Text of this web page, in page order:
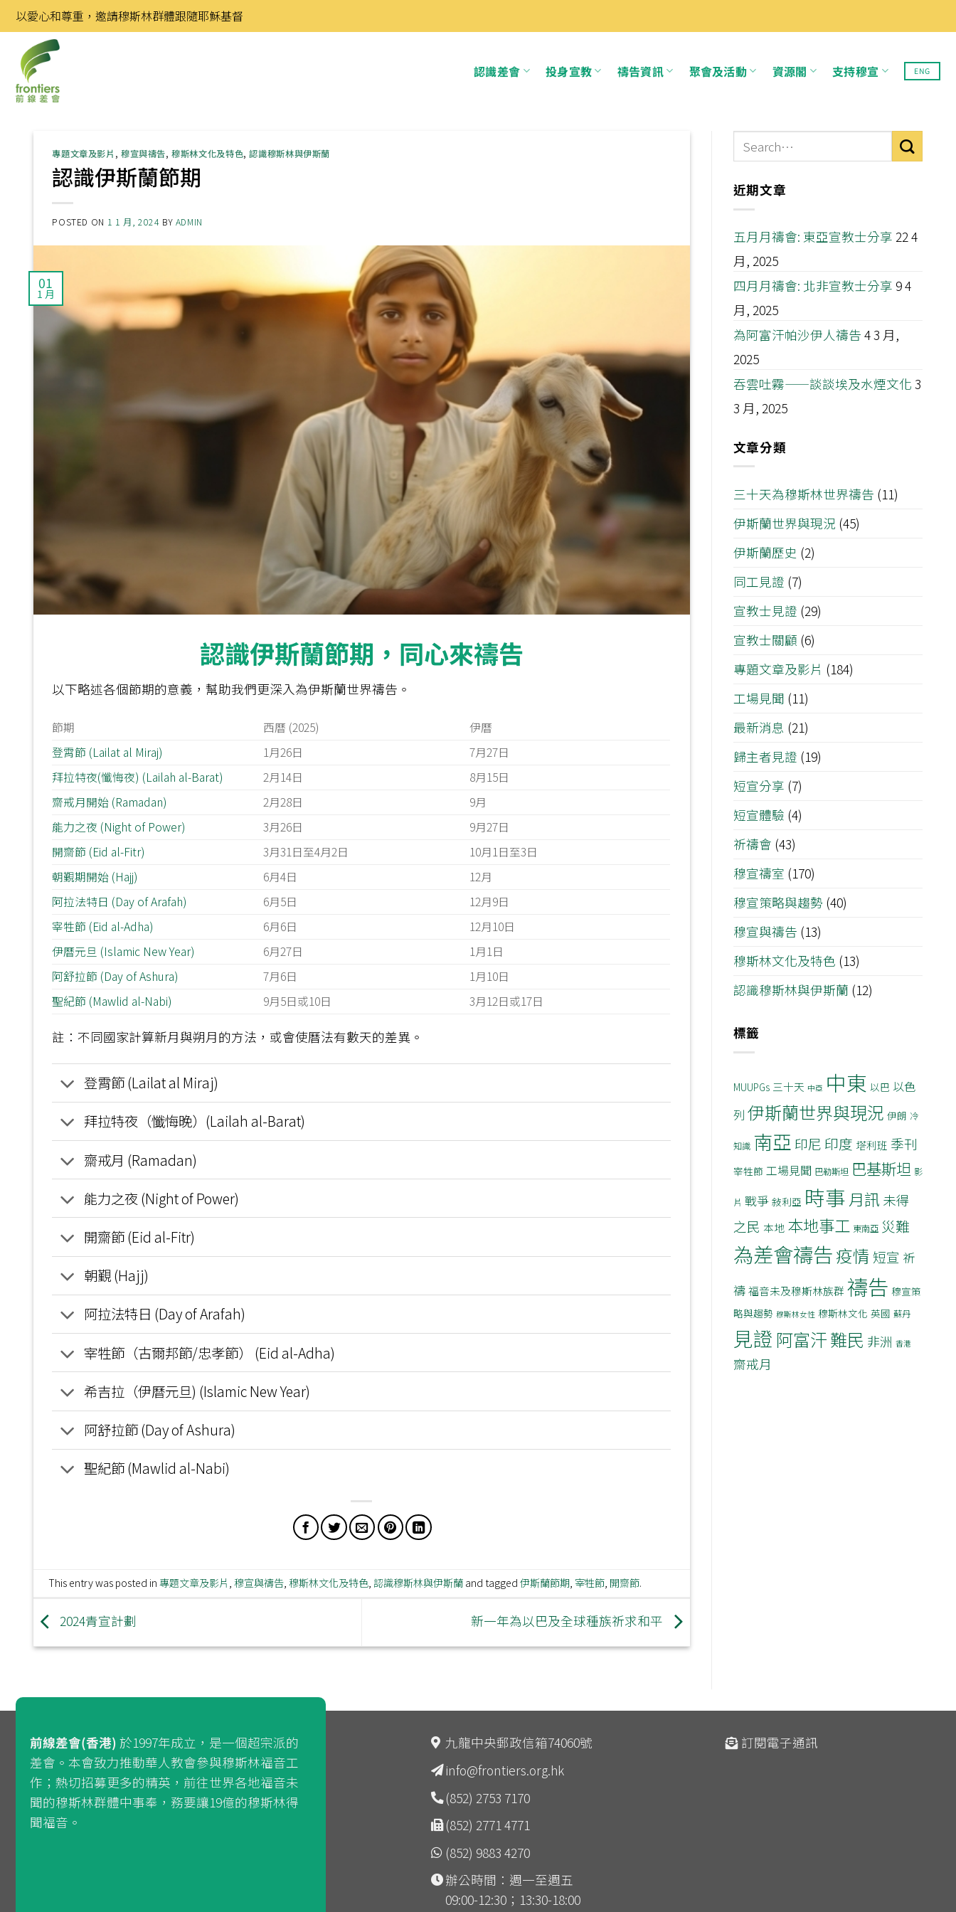
Skip
to
content
以愛心和尊重，邀請穆斯林群體跟隨耶穌基督
認識差會 投身宣教 禱告資訊 聚會及活動 資源閣 支持穆宣 ENG
專題文章及影片 , 穆宣與禱告,穆斯林文化及特色,認識穆斯林與伊斯蘭
認識伊斯蘭節期
POSTED ON 1 1 月, 2024 BY ADMIN
01
1 月
認識伊斯蘭節期，同心來禱告
以下略述各個節期的意義，幫助我們更深入為伊斯蘭世界禱告。
節期 西曆 (2025)
伊曆
登霄節 (Lailat al Miraj)
1月26日
7月27日
拜拉特夜(懺悔夜) (Lailah al-Barat)
2月14日
8月15日
齋戒月開始 (Ramadan)
2月28日
9月
能力之夜 (Night of Power)
3月26日
9月27日
開齋節 (Eid al-Fitr)
3月31日至4月2日
10月1日至3日
朝覲期開始 (Hajj)
6月4日
12月
阿拉法特日 (Day of Arafah)
6月5日
12月9日
宰牲節 (Eid al-Adha)
6月6日
12月10日
伊曆元旦 (Islamic New Year)
6月27日
1月1日
阿舒拉節 (Day of Ashura)
7月6日
1月10日
聖紀節 (Mawlid al-Nabi)
9月5日或10日 3月12日或17日
註：不同國家計算新月與朔月的方法，或會使曆法有數天的差異。
登霄節 (Lailat al Miraj)
拜拉特夜（懺悔晚）(Lailah al-Barat)
齋戒月 (Ramadan)
能力之夜 (Night of Power)
開齋節 (Eid al-Fitr)
朝覲 (Hajj)
阿拉法特日 (Day of Arafah)
宰牲節（古爾邦節/忠孝節） (Eid al-Adha)
希吉拉（伊曆元旦) (Islamic New Year)
阿舒拉節 (Day of Ashura)
聖紀節 (Mawlid al-Nabi)
This entry was posted in專題文章及影片 ,穆宣與禱告,穆斯林文化及特色, 認識穆斯林與伊斯蘭 and tagged伊斯蘭節期, 宰牲節, 開齋節.
2024青宣計劃 新一年為以巴及全球種族祈求和平
近期文章
五月月禱會: 東亞宣教士分享 22 4
月, 2025
四月月禱會: 北非宣教士分享 9 4
月, 2025
為阿富汗帕沙伊人禱告 4 3 月,
2025
吞雲吐霧——談談埃及水煙文化 3
3 月, 2025
文章分類
三十天為穆斯林世界禱告 (11)
伊斯蘭世界與現況 (45)
伊斯蘭歷史 (2)
同工見證 (7)
宣教士見證 (29)
宣教士關顧 (6)
專題文章及影片 (184)
工場見聞 (11)
最新消息 (21)
歸主者見證 (19)
短宣分享 (7)
短宣體驗 (4)
祈禱會 (43)
穆宣禱室 (170)
穆宣策略與趨勢 (40)
穆宣與禱告 (13)
穆斯林文化及特色 (13)
認識穆斯林與伊斯蘭 (12)
標籤
MUUPGs 三十天 中亞 中東 以巴 以色
列 伊斯蘭世界與現況 伊朗 冷
知識 南亞 印尼 印度 塔利班 季刊
宰牲節 工場見聞 巴勒斯坦 巴基斯坦 影
片 戰爭 敍利亞 時事 月訊 未得
之民 本地 本地事工 東南亞 災難
為差會禱告疫情 短宣 祈
禱 福音未及穆斯林族群 禱告 穆宣策
略與趨勢 穆斯林女性 穆斯林文化 英國 蘇丹
見證 阿富汗難民 非洲 香港
齋戒月
前線差會(香港) 於1997年成立，是一個超宗派的
差會。本會致力推動華人教會參與穆斯林福音工
作；熱切招募更多的精英，前往世界各地福音未
聞的穆斯林群體中事奉，務要讓19億的穆斯林得
聞福音。
九龍中央郵政信箱74060號
info@frontiers.org.hk
(852) 2753 7170
(852) 2771 4771
(852) 9883 4270
辦公時間：週一至週五
09:00-12:30；13:30-18:00
訂閱電子通訊